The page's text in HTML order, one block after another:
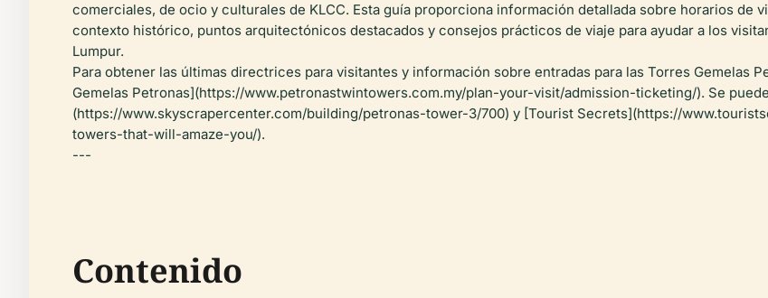
comerciales, de ocio y culturales de KLCC. Esta guía proporciona información detallada sobre horarios de
contexto histórico, puntos arquitectónicos destacados y consejos prácticos de viaje para ayudar a los
Lumpur.
Para obtener las últimas directrices para visitantes y información sobre entradas para las Torres Gemelas
Gemelas Petronas](https://www.petronastwintowers.com.my/plan-your-visit/admission-ticketing/). Se
(https://www.skyscrapercenter.com/building/petronas-tower-3/700) y [Tourist Secrets](https://
towers-that-will-amaze-you/).
---
Contenido